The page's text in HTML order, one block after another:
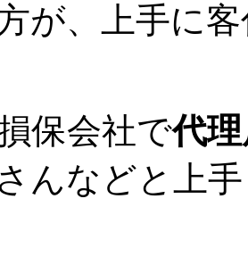
が、上手に
保会社で代
んなどと上